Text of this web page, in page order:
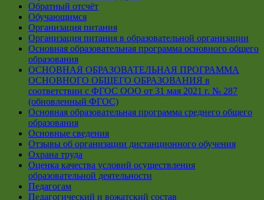
Обратный отсчёт
Обучающимся
Организация питания
Организация питания в образовательной организации
Основная образовательная программа основного общего
образования
ОСНОВНАЯ ОБРАЗОВАТЕЛЬНАЯ ПРОГРАММА
ОСНОВНОГО ОБЩЕГО ОБРАЗОВАНИЯ в
соответствии с ФГОС ООО от 31 мая 2021 г. № 287
(обновленный ФГОС)
Основная образовательная программа среднего общего
образования
Основные сведения
Отзывы об организации дистанционного обучения
Охрана труда
Оценка качества условий осуществления
образовательной деятельности
Педагогам
Педагогический и вожатский состав